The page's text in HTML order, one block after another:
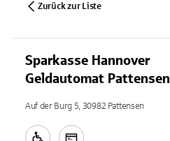
Zurück zur Liste
Sparkasse Hannover
Geldautomat Pattensen
Auf der Burg 5, 30982 Pattensen